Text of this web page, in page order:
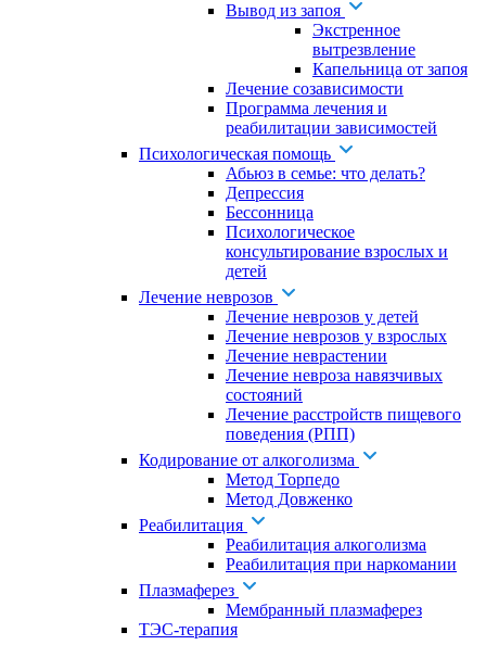
Вывод из запоя
Экстренное
вытрезвление
Капельница от запоя
Лечение созависимости
Программа лечения и
реабилитации зависимостей
Психологическая помощь
Абьюз в семье: что делать?
Депрессия
Бессонница
Психологическое
консультирование взрослых и
детей
Лечение неврозов
Лечение неврозов у детей
Лечение неврозов у взрослых
Лечение неврастении
Лечение невроза навязчивых
состояний
Лечение расстройств пищевого
поведения (РПП)
Кодирование от алкоголизма
Метод Торпедо
Метод Довженко
Реабилитация
Реабилитация алкоголизма
Реабилитация при наркомании
Плазмаферез
Мембранный плазмаферез
ТЭС-терапия